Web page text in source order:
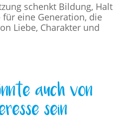
schenkt Bildung, Halt
eine Generation, die
Liebe, Charakter und
auch von
sein